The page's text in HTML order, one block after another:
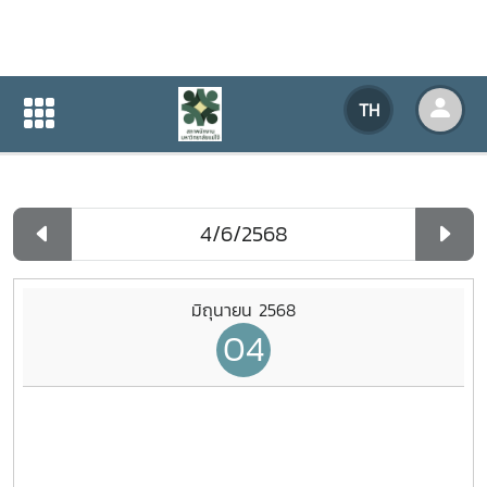
TH
ปฏิทินกิจกรรมของหน่วยงาน
ปฏิทินกิจกรรมของหน่วยงาน
มิถุนายน 2568
04